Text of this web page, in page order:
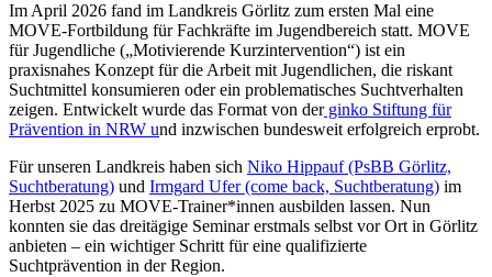
Im April 2026 fand im Landkreis Görlitz zum ersten Mal eine
MOVE-Fortbildung für Fachkräfte im Jugendbereich statt. MOVE
für Jugendliche („Motivierende Kurzintervention“) ist ein
praxisnahes Konzept für die Arbeit mit Jugendlichen, die riskant
Suchtmittel konsumieren oder ein problematisches Suchtverhalten
zeigen. Entwickelt wurde das Format von derginko Stiftung für
Prävention in NRW und inzwischen bundesweit erfolgreich erprobt.
Für unseren Landkreis haben sich Niko Hippauf (PsBB Görlitz,
Suchtberatung) und Irmgard Ufer (come back, Suchtberatung) im
Herbst 2025 zu MOVE-Trainer*innen ausbilden lassen. Nun
konnten sie das dreitägige Seminar erstmals selbst vor Ort in Görlitz
anbieten – ein wichtiger Schritt für eine qualifizierte
Suchtprävention in der Region.